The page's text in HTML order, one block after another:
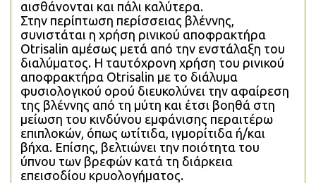
αισθάνονται και πάλι καλύτερα.
Στην περίπτωση περίσσειας βλέννης,
συνιστάται η χρήση ρινικού αποφρακτήρα
Otrisalin αμέσως μετά από την ενστάλαξη του
διαλύματος. Η ταυτόχρονη χρήση του ρινικού
αποφρακτήρα Otrisalin με το διάλυμα
φυσιολογικού ορού διευκολύνει την αφαίρεση
της βλέννης από τη μύτη και έτσι βοηθά στη
μείωση του κινδύνου εμφάνισης περαιτέρω
επιπλοκών, όπως ωτίτιδα, ιγμορίτιδα ή/και
βήχα. Επίσης, βελτιώνει την ποιότητα του
ύπνου των βρεφών κατά τη διάρκεια
επεισοδίου κρυολογήματος.